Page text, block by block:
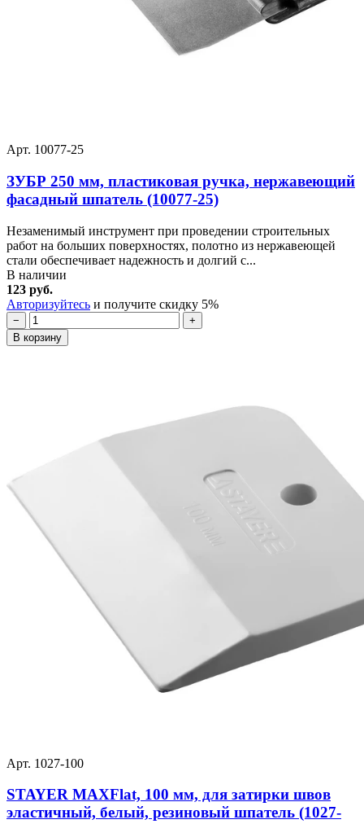
Арт. 10077-25
ЗУБР 250 мм, пластиковая ручка, нержавеющий
фасадный шпатель (10077-25)
Незаменимый инструмент при проведении строительных
работ на больших поверхностях, полотно из нержавеющей
стали обеспечивает надежность и долгий с...
В наличии
123 руб.
Авторизуйтесь и получите скидку 5%
−
+
В корзину
Арт. 1027-100
STAYER MAXFlat, 100 мм, для затирки швов
эластичный, белый, резиновый шпатель (1027-